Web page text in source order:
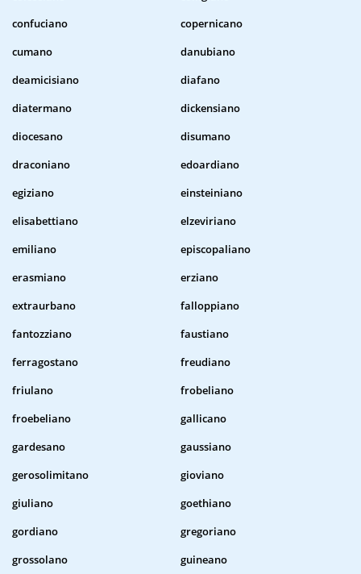
confuciano
copernicano
cumano
danubiano
deamicisiano
diafano
diatermano
dickensiano
diocesano
disumano
draconiano
edoardiano
egiziano
einsteiniano
elisabettiano
elzeviriano
emiliano
episcopaliano
erasmiano
erziano
extraurbano
falloppiano
fantozziano
faustiano
ferragostano
freudiano
friulano
frobeliano
froebeliano
gallicano
gardesano
gaussiano
gerosolimitano
gioviano
giuliano
goethiano
gordiano
gregoriano
grossolano
guineano